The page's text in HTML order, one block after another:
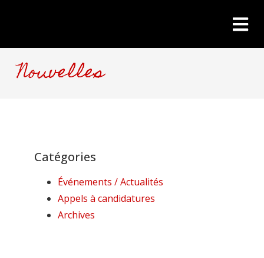
Nouvelles
Catégories
Événements / Actualités
Appels à candidatures
Archives